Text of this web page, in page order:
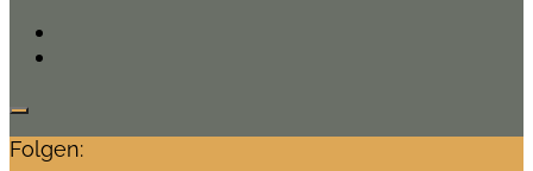
Folgen: